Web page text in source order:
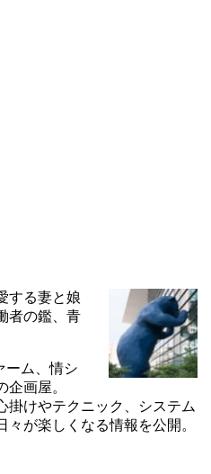
する妻と娘
者の鑑、青
ーム、情シ
企画屋。
掛けやテクニック、システム
が楽しくなる情報を公開。